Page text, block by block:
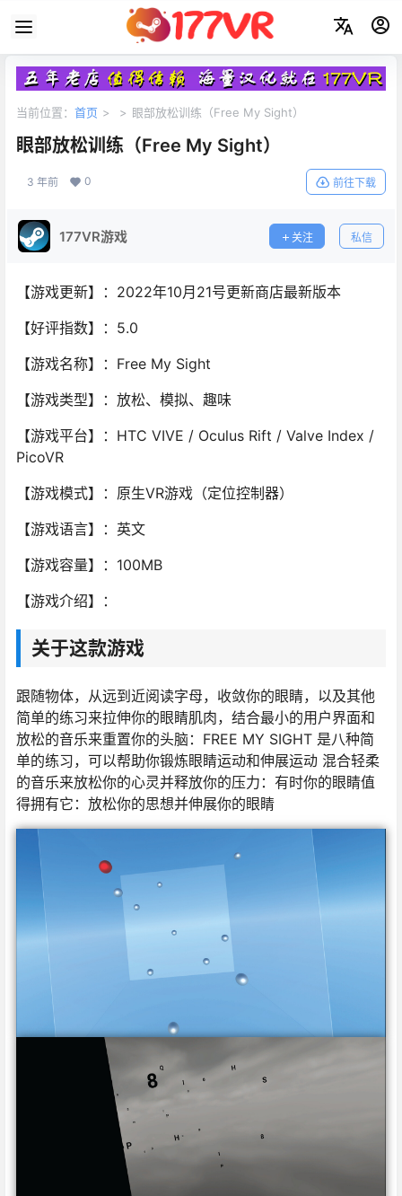
当前位置： 首页 > > 眼部放松训练（Free My Sight）
眼部放松训练（Free My Sight）
3 年前 0 前往下载
177VR游戏 关注 私信
【游戏更新】：2022年10月21号更新商店最新版本
【好评指数】：5.0
【游戏名称】：Free My Sight
【游戏类型】：放松、模拟、趣味
【游戏平台】：HTC VIVE / Oculus Rift / Valve Index /
PicoVR
【游戏模式】：原生VR游戏（定位控制器）
【游戏语言】：英文
【游戏容量】：100MB
【游戏介绍】：
关于这款游戏
跟随物体，从远到近阅读字母，收敛你的眼睛，以及其他
简单的练习来拉伸你的眼睛肌肉，结合最小的用户界面和
放松的音乐来重置你的头脑：FREE MY SIGHT 是八种简
单的练习，可以帮助你锻炼眼睛运动和伸展运动 混合轻柔
的音乐来放松你的心灵并释放你的压力：有时你的眼睛值
得拥有它：放松你的思想并伸展你的眼睛